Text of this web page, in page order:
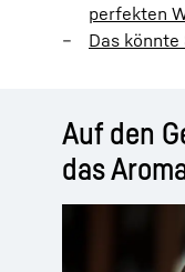
perfekten
Das
Auf den
das